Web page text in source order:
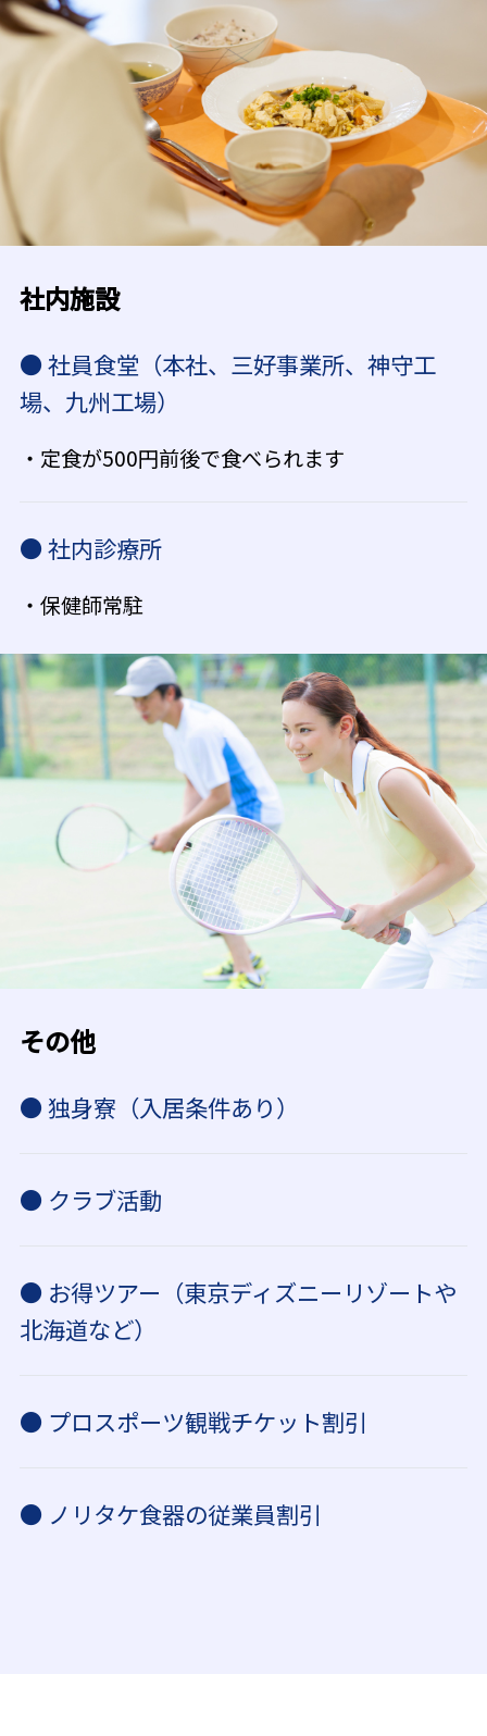
社内施設
● 社員食堂（本社、三好事業所、神守工
場、九州工場）
・定食が500円前後で食べられます
● 社内診療所
・保健師常駐
その他
● 独身寮（入居条件あり）
● クラブ活動
● お得ツアー（東京ディズニーリゾートや
北海道など）
● プロスポーツ観戦チケット割引
● ノリタケ食器の従業員割引